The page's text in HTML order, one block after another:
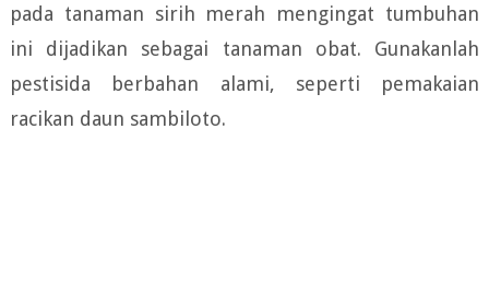
pada tanaman sirih merah mengingat tumbuhan
ini dijadikan sebagai tanaman obat. Gunakanlah
pestisida berbahan alami, seperti pemakaian
racikan daun sambiloto.